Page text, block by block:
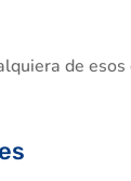
de